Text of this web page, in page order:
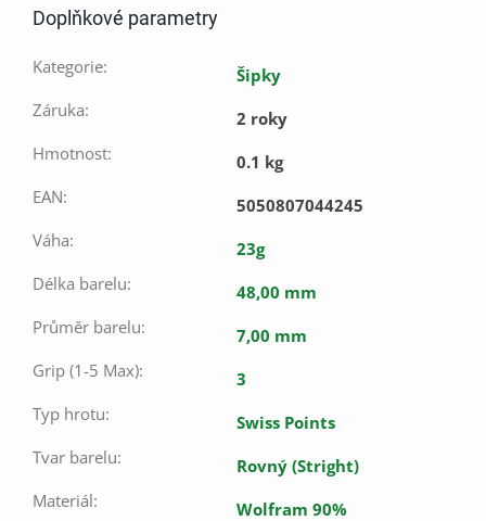
Doplňkové parametry
Kategorie:
Šipky
Záruka:
2 roky
Hmotnost:
0.1 kg
EAN:
5050807044245
Váha:
23g
Délka barelu:
48,00 mm
Průměr barelu:
7,00 mm
Grip (1-5 Max):
3
Typ hrotu:
Swiss Points
Tvar barelu:
Rovný (Stright)
Materiál: Wolfram 90%